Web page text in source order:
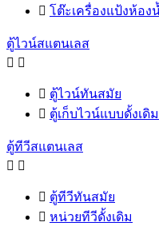
 โต๊ะเครื่องแป้งห้อง
ตู้ไวน์สแตนเลส
 
 ตู้ไวน์ทันสมัย
 ตู้เก็บไวน์แบบดั้งเดิม
ตู้ทีวีสแตนเลส
 
 ตู้ทีวีทันสมัย
 หน่วยทีวีดั้งเดิม